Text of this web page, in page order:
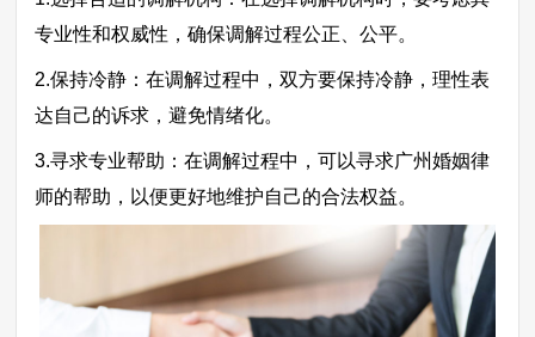
专业性和权威性，确保调解过程公正、公平。
2.保持冷静：在调解过程中，双方要保持冷静，理性表
达自己的诉求，避免情绪化。
3.寻求专业帮助：在调解过程中，可以寻求广州婚姻律
师的帮助，以便更好地维护自己的合法权益。